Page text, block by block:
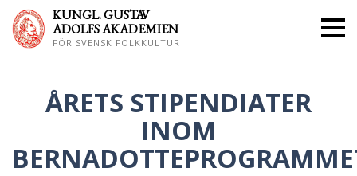
KUNGL. GUSTAV
ADOLFS AKADEMIEN
FÖR SVENSK FOLKKULTUR
ÅRETS STIPENDIATER
INOM